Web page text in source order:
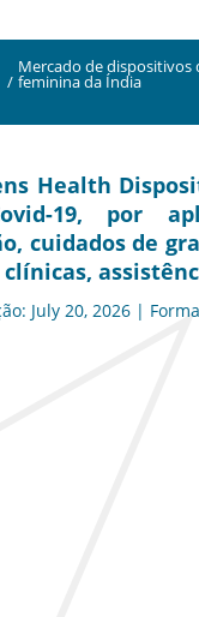
/
Mercado de dispositivos
feminina da Índia
Health
19, por
cuidados de
July 20, 2026 |